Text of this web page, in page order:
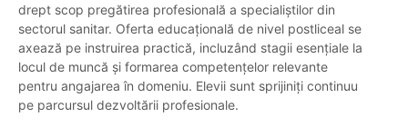
drept scop pregătirea profesională a specialiștilor din
sectorul sanitar. Oferta educațională de nivel postliceal se
axează pe instruirea practică, incluzând stagii esențiale la
locul de muncă și formarea competențelor relevante
pentru angajarea în domeniu. Elevii sunt sprijiniți continuu
pe parcursul dezvoltării profesionale.